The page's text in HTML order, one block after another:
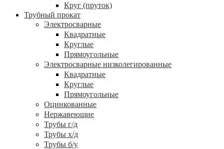
Круг (пруток)
Трубный прокат
Электросварные
Квадратные
Круглые
Прямоугольные
Электросварные низколегированные
Квадратные
Круглые
Прямоугольные
Оцинкованные
Нержавеющие
Трубы г/д
Трубы х/д
Трубы б/у